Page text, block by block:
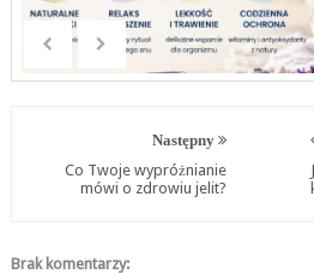
Następny
Co Twoje wypróżnianie
mówi o zdrowiu jelit?
Brak komentarzy: